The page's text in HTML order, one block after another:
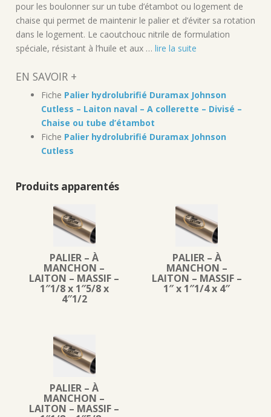
pour les boulonner sur un tube d’étambot ou logement de
chaise qui permet de maintenir le palier et d’éviter sa rotation
dans le logement. Le caoutchouc nitrile de formulation
spéciale, résistant à l’huile et aux … lire la suite
EN SAVOIR +
Fiche Palier hydrolubrifié Duramax Johnson
Cutless – Laiton naval – A collerette – Divisé –
Chaise ou tube d’étambot
Fiche Palier hydrolubrifié Duramax Johnson
Cutless
Produits apparentés
PALIER – À
MANCHON –
LAITON – MASSIF –
1″1/8 x 1″5/8 x
4″1/2
PALIER – À
MANCHON –
LAITON – MASSIF –
1″ x 1″1/4 x 4″
PALIER – À
MANCHON –
LAITON – MASSIF –